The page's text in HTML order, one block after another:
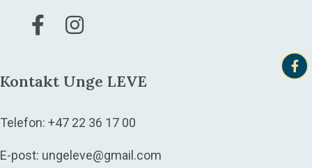
Gå til vår Facebook
Gå til vår Instagram
Kontakt Unge LEVE
Telefon: +47 22 36 17 00
E-post: ungeleve@gmail.com